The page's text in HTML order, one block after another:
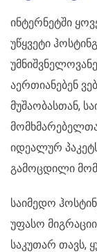
ინტერნეტში
უწყვეტი
აერთიანებენ
მუშაობასთან,
იდეალურ
გამოცდილი
საიმედო
უფასო
საკუთარ თავს,